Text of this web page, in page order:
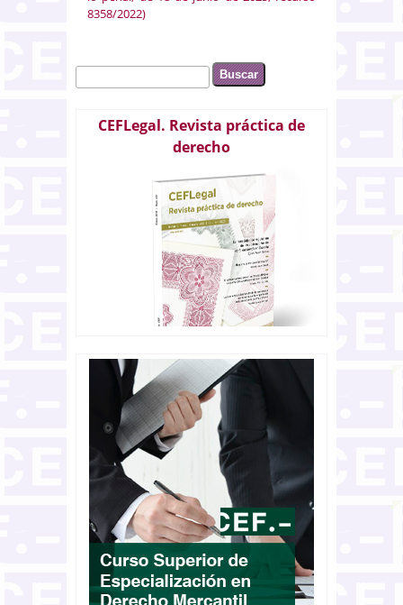
8358/2022)
Formulario de búsqueda
Buscar
CEFLegal. Revista práctica de
derecho